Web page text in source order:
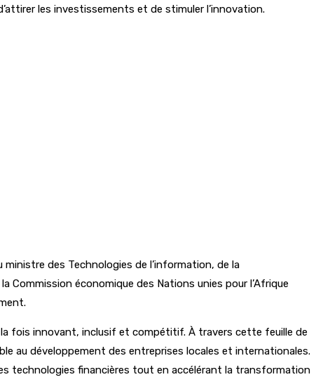
les investissements et de stimuler l’innovation.
des Technologies de l’information, de la
Commission économique des Nations unies pour l’Afrique
fois innovant, inclusif et compétitif. À travers cette feuille de
au développement des entreprises locales et internationales.
technologies financières tout en accélérant la transformation